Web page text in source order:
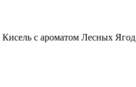
Кисель с ароматом Лесных Ягод